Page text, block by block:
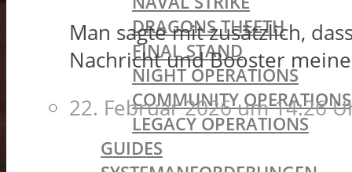
DRAGONS THEETH
FINAL STAND
NIGHT OPERATIONS
COMMUNITY OPERATIONS
LEGACY OPERATIONS
GUIDES
Man sagte mit zusätzlich,
Nachricht und Booster
22. Februar 2026 um 14:26